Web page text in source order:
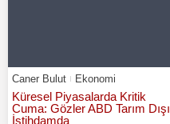
Caner Bulut Ekonomi
Küresel Piyasalarda Kritik
Cuma: Gözler ABD Tarım Dışı
İstihdamda